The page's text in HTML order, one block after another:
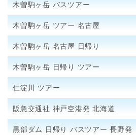
木曽駒ヶ岳 バスツアー
木曽駒ヶ岳 ツアー 名古屋
木曽駒ヶ岳 名古屋 日帰り
木曽駒ヶ岳 日帰り ツアー
仁淀川 ツアー
阪急交通社 神戸空港発 北海道
黒部ダム 日帰り バスツアー 長野発